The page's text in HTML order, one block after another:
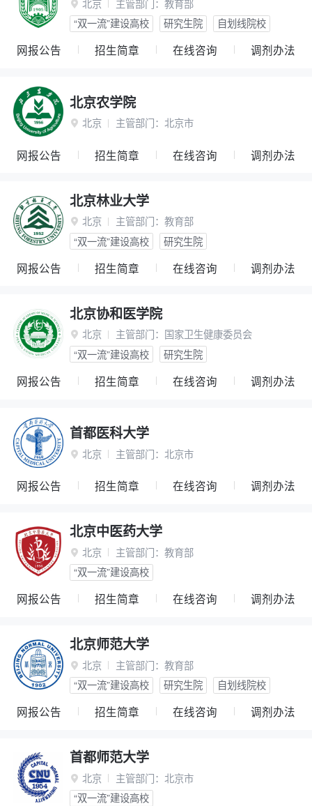
 北京 主管部门： 教育部
“双一流”建设高校
研究生院 自划线院校
网报公告 招生简章 在线咨询 调剂办法
北京农学院
 北京 主管部门： 北京市
网报公告 招生简章 在线咨询 调剂办法
北京林业大学
 北京 主管部门： 教育部
“双一流”建设高校
研究生院
网报公告 招生简章 在线咨询 调剂办法
北京协和医学院
 北京 主管部门： 国家卫生健康委员会
“双一流”建设高校
研究生院
网报公告 招生简章 在线咨询 调剂办法
首都医科大学
 北京 主管部门： 北京市
网报公告 招生简章 在线咨询 调剂办法
北京中医药大学
 北京 主管部门： 教育部
“双一流”建设高校
网报公告 招生简章 在线咨询 调剂办法
北京师范大学
 北京 主管部门： 教育部
“双一流”建设高校
研究生院 自划线院校
网报公告 招生简章 在线咨询 调剂办法
首都师范大学
 北京 主管部门： 北京市
“双一流”建设高校